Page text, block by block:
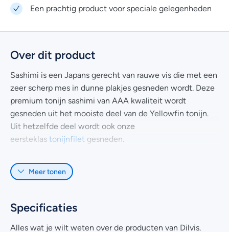
Een prachtig product voor speciale gelegenheden
Over dit product
Sashimi is een Japans gerecht van rauwe vis die met een
zeer scherp mes in dunne plakjes gesneden wordt. Deze
premium tonijn sashimi van AAA kwaliteit wordt
gesneden uit het mooiste deel van de Yellowfin tonijn.
Uit hetzelfde deel wordt ook onze
eersteklas tonijnfilet gesneden.
wordt uitstekend gekoeld bij jou thuisbezorgd. Let op, de
rauwe vis, kan de sashimi het beste zo snel mogelijk
worden gegeten in verband met de versheid.
Meer tonen
Specificaties
Alles wat je wilt weten over de producten van Dilvis.